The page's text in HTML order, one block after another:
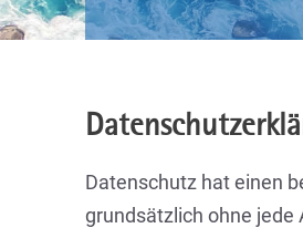
Datenschutz hat einen
grundsätzlich ohne jede